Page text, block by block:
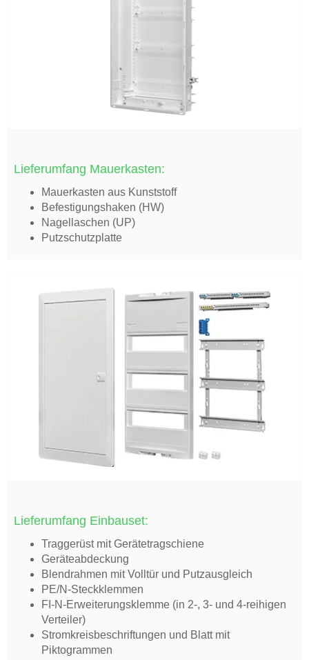
Lieferumfang Mauerkasten:
Mauerkasten aus Kunststoff
Befestigungshaken (HW)
Nagellaschen (UP)
Putzschutzplatte
Lieferumfang Einbauset:
Traggerüst mit Gerätetragschiene
Geräteabdeckung
Blendrahmen mit Volltür und Putzausgleich
PE/N-Steckklemmen
FI-N-Erweiterungsklemme (in 2-, 3- und 4-reihigen
Verteiler)
Stromkreisbeschriftungen und Blatt mit
Piktogrammen